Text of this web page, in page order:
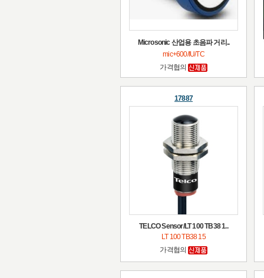
Microsonic 산업용 초음파 거리..
mic+600/IU/TC
가격협의
17887
TELCO Sensor/LT 100 TB38 1..
LT 100 TB38 15
가격협의